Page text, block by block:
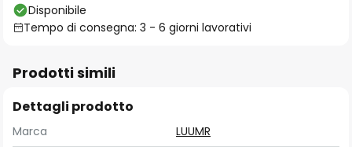
Disponibile
Tempo di consegna: 3 - 6 giorni lavorativi
Prodotti simili
Dettagli prodotto
Marca
LUUMR